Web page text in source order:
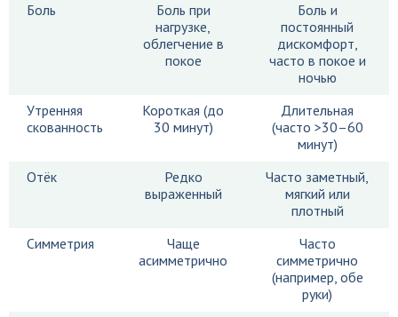
Боль
Боль при
нагрузке,
облегчение в
покое
Боль и
постоянный
дискомфорт,
часто в покое и
ночью
Утренняя
скованность
Короткая (до
30 минут)
Длительная
(часто >30–60
минут)
Отёк
Редко
выраженный
Часто заметный,
мягкий или
плотный
Симметрия
Чаще
асимметрично
Часто
симметрично
(например, обе
руки)